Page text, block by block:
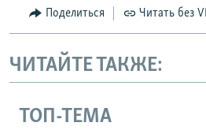
Поделиться Читать без
ЧИТАЙТЕ ТАКЖЕ:
ТОП-ТЕМА